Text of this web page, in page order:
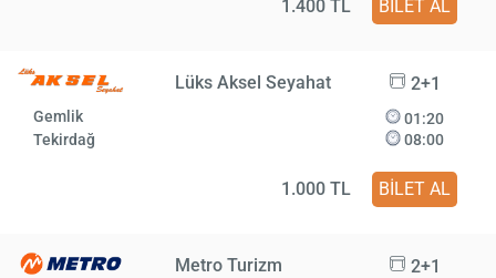
1.400 TL BİLET AL
Lüks Aksel Seyahat 2+1
Gemlik
Tekirdağ
01:20
08:00
1.000 TL BİLET AL
Metro Turizm 2+1